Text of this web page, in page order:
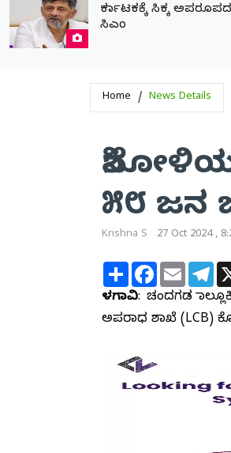
ಕರ್ನಾಟಕಕ್ಕೆ ಸಿಕ್ಕ ಅಪರೂಪದ
ಸಿಎಂ
Home News Details
೫೮ ಜನ
Krishna S 27 Oct 2024 ,
ShareFacebook
Email
ಬೆಳಗಾವಿ: ಚಂದಗಡ
ಅಪರಾಧ ಶಾಖೆ (LCB)